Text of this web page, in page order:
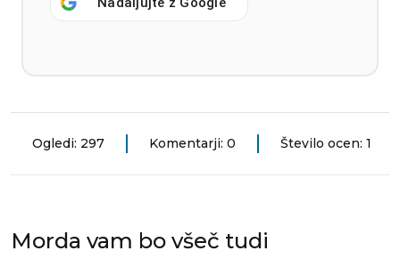
Ogledi: 297 Komentarji: 0 Število ocen: 1
Morda vam bo všeč tudi